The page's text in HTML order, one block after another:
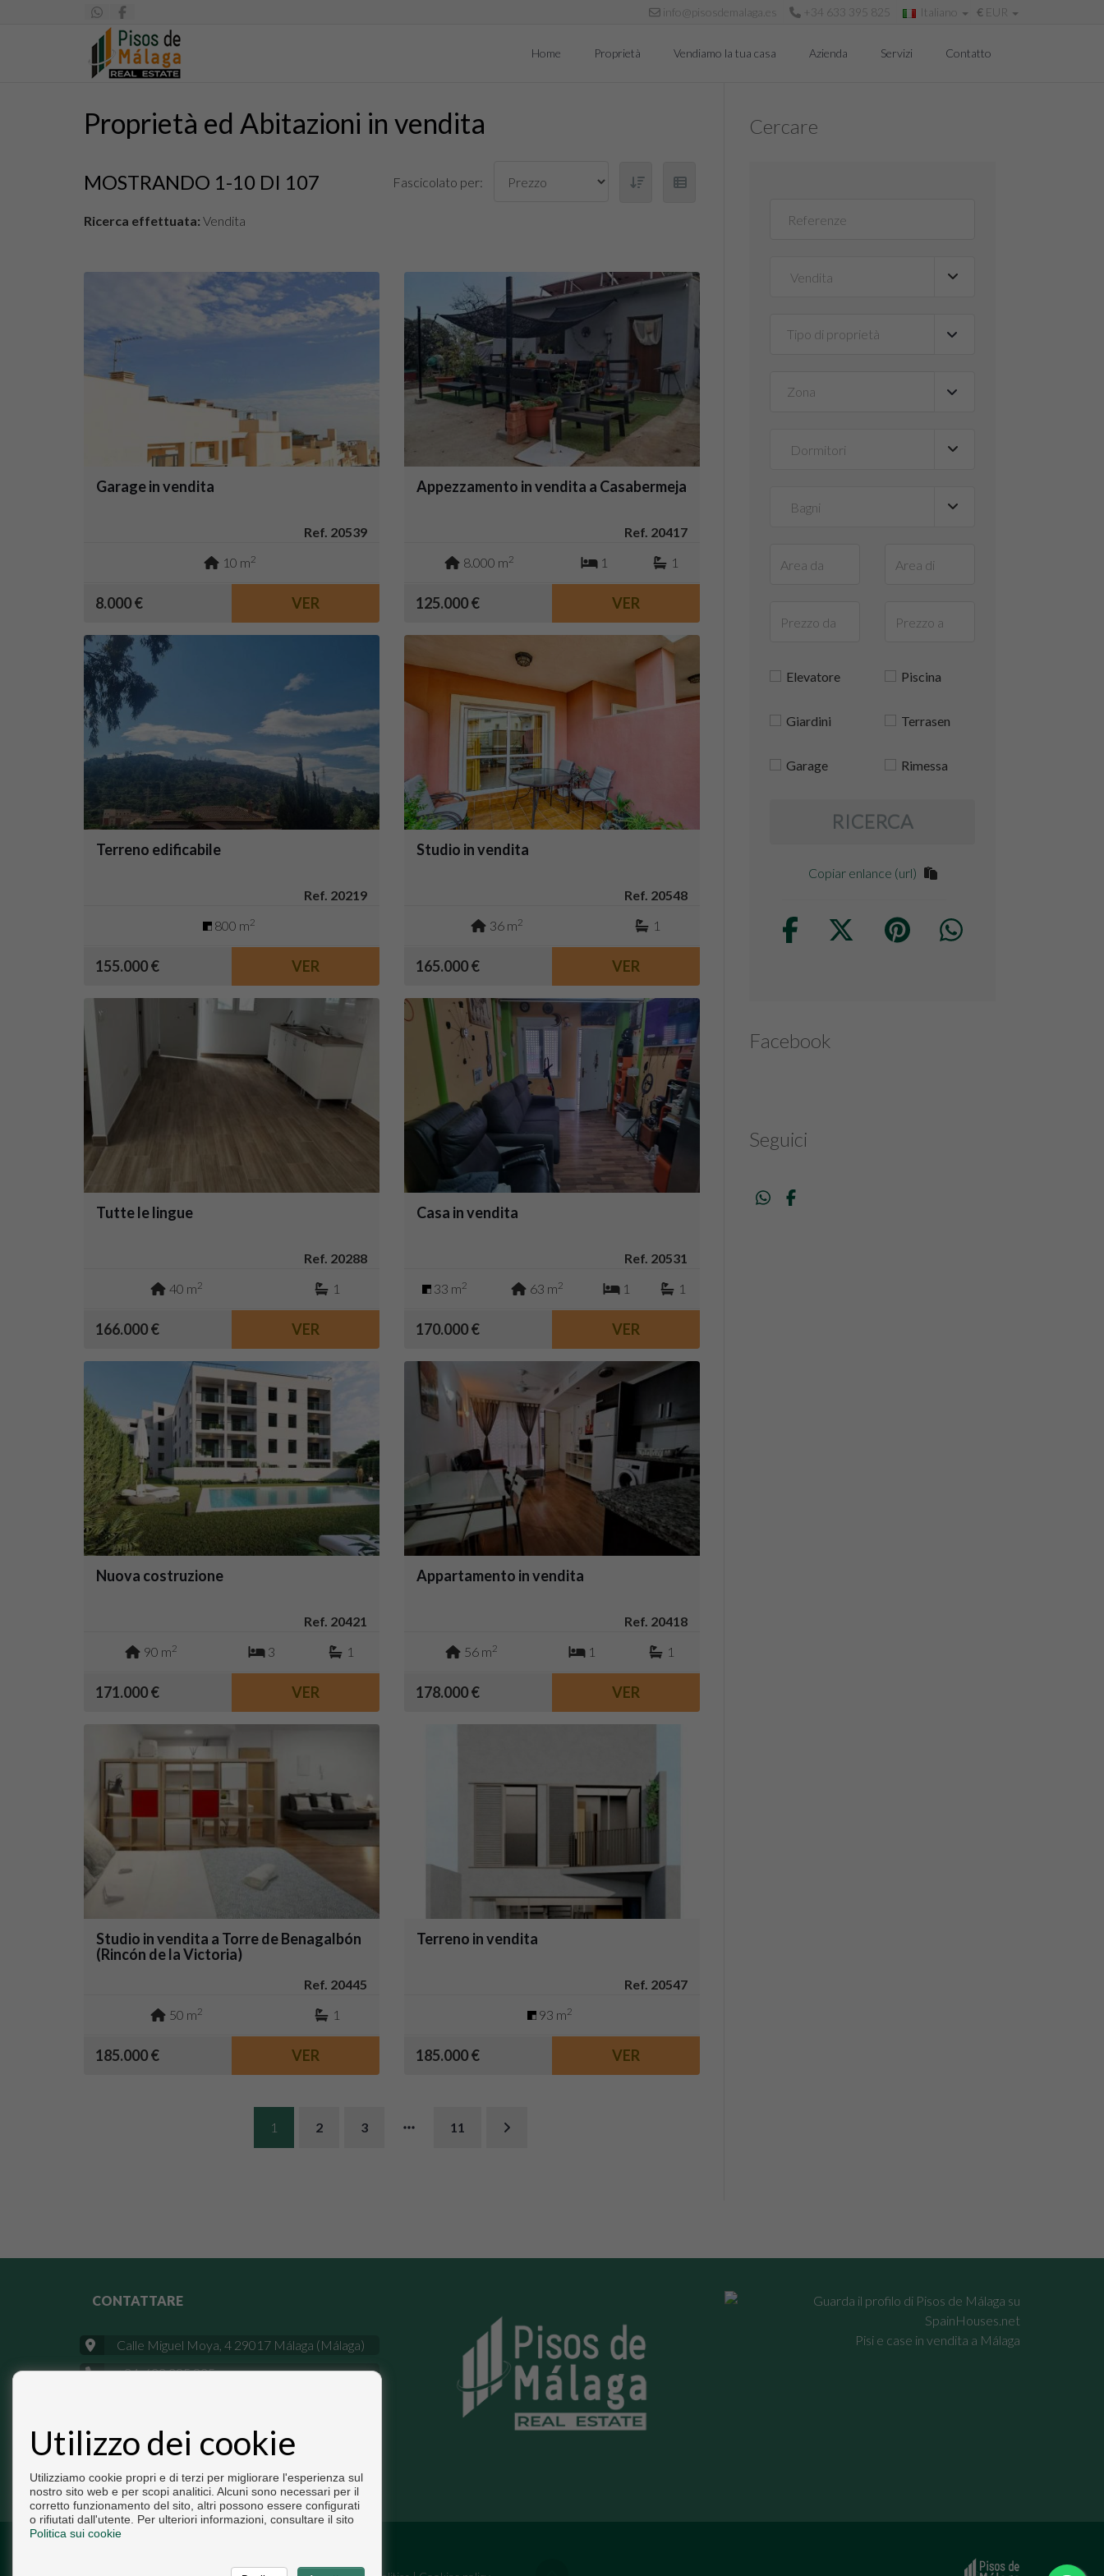
info@pisosdemalaga.es +34 633 395 825 Italiano € EUR
Home Proprietà Vendiamo la tua casa Azienda Servizi Contatto
Proprietà ed Abitazioni in vendita
MOSTRANDO 1-10 DI 107 Fascicolato per:
Ricerca effettuata: Vendita
Garage in vendita
Ref. 20539
10 m2
8.000 € VER
Appezzamento in vendita a Casabermeja
Ref. 20417
8.000 m2 1 1
125.000 € VER
Terreno edificabile
Ref. 20219
800 m2
155.000 € VER
Studio in vendita
Ref. 20548
36 m2 1
165.000 € VER
Tutte le lingue
Ref. 20288
40 m2 1
166.000 € VER
Casa in vendita
Ref. 20531
33 m2 63 m2 1 1
170.000 € VER
Nuova costruzione
Ref. 20421
90 m2 3 1
171.000 € VER
Appartamento in vendita
Ref. 20418
56 m2 1 1
178.000 € VER
Studio in vendita a Torre de Benagalbón
(Rincón de la Victoria)
Ref. 20445
50 m2 1
185.000 € VER
Terreno in vendita
Ref. 20547
93 m2
185.000 € VER
1 2 3 11
Cercare
Tipo di proprietà ▼
Zona ▼
Elevatore Piscina
Giardini Terrasen
Garage Rimessa
RICERCA
Copiar enlance (url)
Facebook
Seguici
CONTATTARE
Calle Miguel Moya, 4 29017 Málaga (Málaga)
+34 633 395 825
Pisi e case in vendita a Málaga
Utilizzo dei cookie
Utilizziamo cookie propri e di terzi per migliorare l'esperienza sul
nostro sito web e per scopi analitici. Alcuni sono necessari per il
corretto funzionamento del sito, altri possono essere configurati
o rifiutati dall'utente. Per ulteriori informazioni, consultare il sito
Politica sui cookie